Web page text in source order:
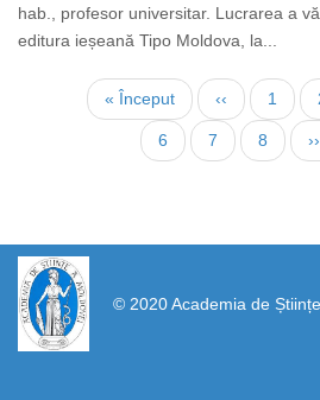
hab., profesor universitar. Lucrarea a
editura ieșeană Tipo Moldova, la...
PaginationFirst
page
« Început
Previous
page
‹‹ Page
1
Page
6 Page
7 Page
8 ››
© 2020 Academia de
https://propletenie.ru/